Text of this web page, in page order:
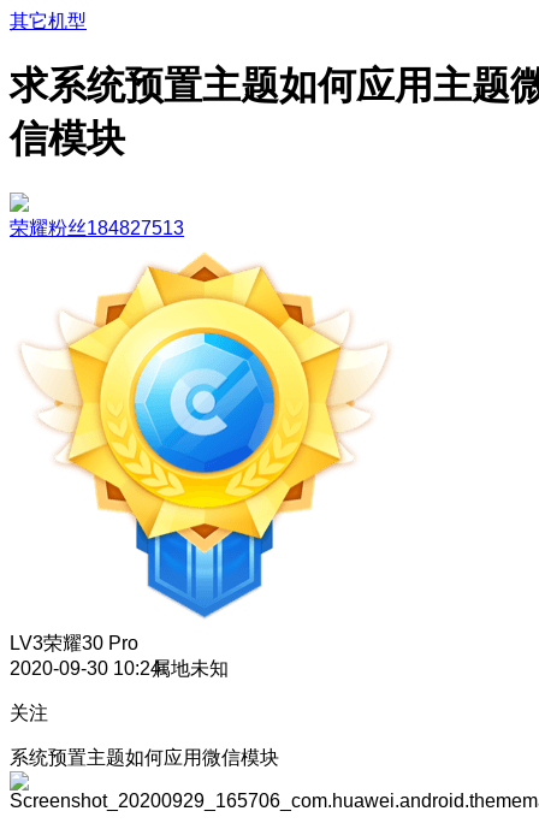
其它机型
求系统预置主题如何应用主题
信模块
荣耀粉丝184827513
LV3荣耀30 Pro
2020-09-30 10:24属地未知
关注
系统预置主题如何应用微信模块